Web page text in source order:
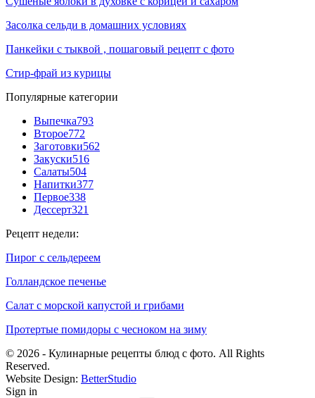
Засолка сельди в домашних условиях
Панкейки с тыквой , пошаговый рецепт с фото
Стир-фрай из курицы
Популярные категории
Выпечка793
Второе772
Заготовки562
Закуски516
Салаты504
Напитки377
Первое338
Дессерт321
Рецепт недели:
Пирог с сельдереем
Голландское печенье
Салат с морской капустой и грибами
Протертые помидоры с чесноком на зиму
© 2026 - Кулинарные рецепты блюд с фото. All Rights
Reserved.
Website Design: BetterStudio
Sign in